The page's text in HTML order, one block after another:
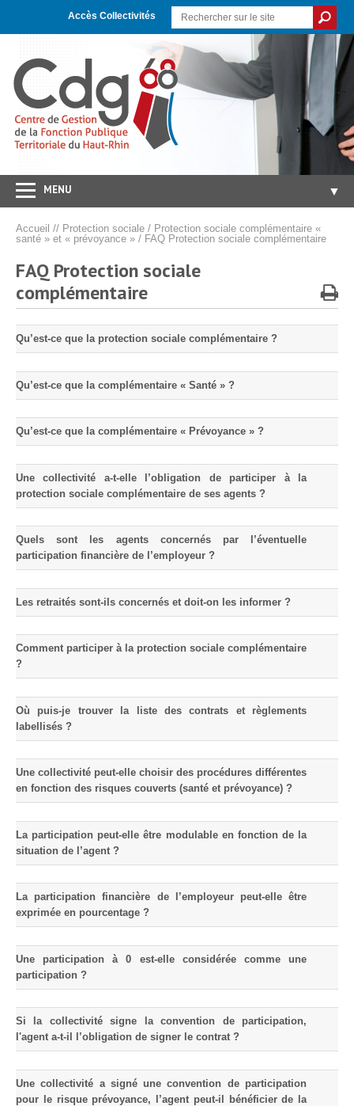
navigation
Accès Collectivités
MENU ▼
Concours/Examens
Emploi ▼
Carrières/RH
Protection sociale ▼
Santé Sécurité au Travail
Archivistes
e-services ▼
Accueil // Protection sociale / Protection sociale complémentaire «
santé » et « prévoyance » / FAQ Protection sociale complémentaire
FAQ Protection sociale
complémentaire
Qu’est-ce que la protection sociale complémentaire ?
Qu’est-ce que la complémentaire « Santé » ?
Qu’est-ce que la complémentaire « Prévoyance » ?
Une collectivité a-t-elle l’obligation de participer à la
protection sociale complémentaire de ses agents ?
Quels sont les agents concernés par l’éventuelle
participation financière de l’employeur ?
Les retraités sont-ils concernés et doit-on les informer ?
Comment participer à la protection sociale complémentaire
?
« labellisation » La liste des
site du ministère chargé des collectivités territoriales
convention de participation
Où puis-je trouver la liste des contrats et règlements
labellisés ?
Une collectivité peut-elle choisir des procédures différentes
en fonction des risques couverts (santé et prévoyance) ?
La participation peut-elle être modulable en fonction de la
situation de l’agent ?
La participation financière de l’employeur peut-elle être
exprimée en pourcentage ?
Une participation à 0 est-elle considérée comme une
participation ?
Si la collectivité signe la convention de participation,
l'agent a-t-il l’obligation de signer le contrat ?
Une collectivité a signé une convention de participation
pour le risque prévoyance, l’agent peut-il bénéficier de la